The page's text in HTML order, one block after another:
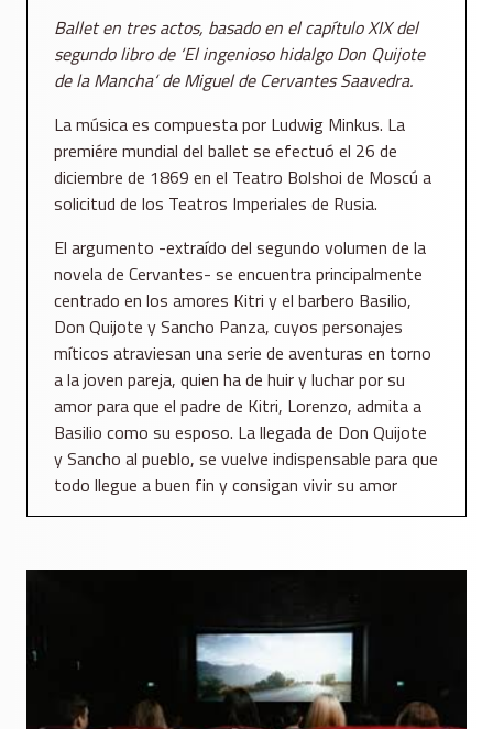
Ballet en tres actos, basado en el capítulo XIX del
segundo libro de ‘El ingenioso hidalgo Don Quijote
de la Mancha‘ de Miguel de Cervantes Saavedra.
La música es compuesta por Ludwig Minkus. La
premiére mundial del ballet se efectuó el 26 de
diciembre de 1869 en el Teatro Bolshoi de Moscú a
solicitud de los Teatros Imperiales de Rusia.
El argumento -extraído del segundo volumen de la
novela de Cervantes- se encuentra principalmente
centrado en los amores Kitri y el barbero Basilio,
Don Quijote y Sancho Panza, cuyos personajes
míticos atraviesan una serie de aventuras en torno
a la joven pareja, quien ha de huir y luchar por su
amor para que el padre de Kitri, Lorenzo, admita a
Basilio como su esposo. La llegada de Don Quijote
y Sancho al pueblo, se vuelve indispensable para que
todo llegue a buen fin y consigan vivir su amor